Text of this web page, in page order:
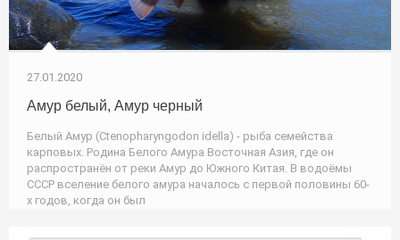
27.01.2020
Амур белый, Амур черный
Белый Амур (Ctenopharyngodon idella) - рыба семейства
карповых. Родина Белого Амура Восточная Азия, где он
распространён от реки Амур до Южного Китая. В водоёмы
СССР вселение белого амура началось с первой половины 60-
х годов, когда он был